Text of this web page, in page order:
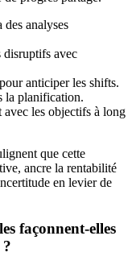
des analyses
disruptifs avec
anticiper les shifts.
la planification.
les objectifs à long
que cette
ancre la rentabilité
en levier de
façonnent-elles